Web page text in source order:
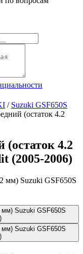
/ Suzuki GSF650S
(остаток 4.2
(остаток 4.2
(2005-2006)